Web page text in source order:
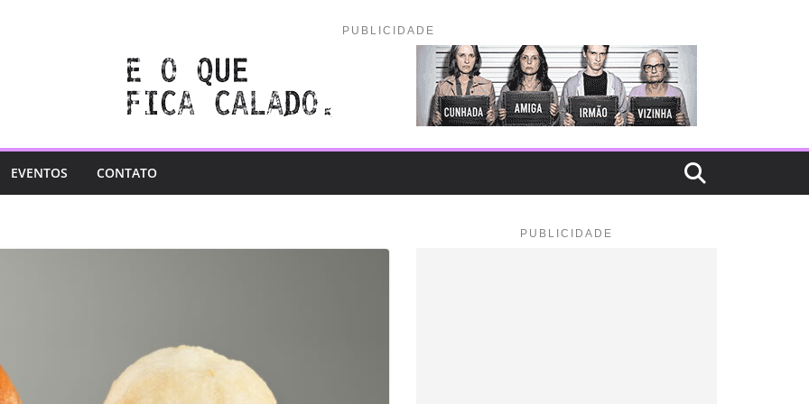
PUBLICIDADE
EVENTOS CONTATO
PUBLICIDADE